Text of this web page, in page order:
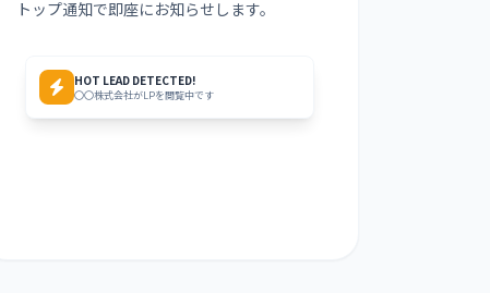
トップ通知で即座にお知らせします。
HOT LEAD DETECTED!
〇〇株式会社がLPを閲覧中です